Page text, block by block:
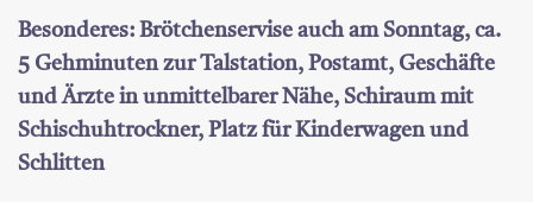
Besonderes: Brötchenservise auch am Sonntag, ca.
5 Gehminuten zur Talstation, Postamt, Geschäfte
und Ärzte in unmittelbarer Nähe, Schiraum mit
Schischuhtrockner, Platz für Kinderwagen und
Schlitten